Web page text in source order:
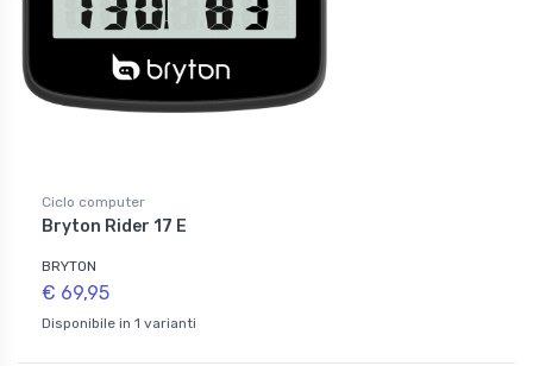
Ciclo computer
Bryton Rider 17 E
BRYTON
€ 69,95
Disponibile in 1 varianti